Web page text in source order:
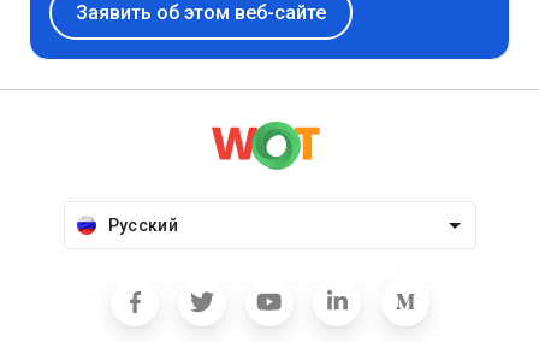
Заявить об этом веб-сайте
Русский